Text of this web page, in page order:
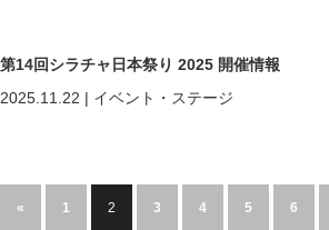
第14回シラチャ日本祭り 2025 開催情報
2025.11.22 | イベント・ステージ
« 1 2 3 4 5 6